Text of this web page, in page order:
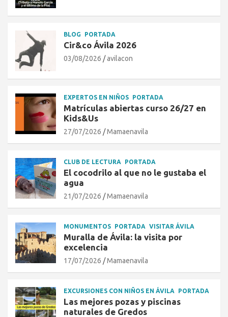
BLOG PORTADA
Cir&co Ávila 2026
03/08/2026 avilacon
EXPERTOS EN NIÑOS PORTADA
Matrículas abiertas curso 26/27 en
Kids&Us
27/07/2026 Mamaenavila
CLUB DE LECTURA PORTADA
El cocodrilo al que no le gustaba el
agua
21/07/2026 Mamaenavila
MONUMENTOS PORTADA VISITAR ÁVILA
Muralla de Ávila: la visita por
excelencia
17/07/2026 Mamaenavila
EXCURSIONES CON NIÑOS EN ÁVILA PORTADA
Las mejores pozas y piscinas
naturales de Gredos